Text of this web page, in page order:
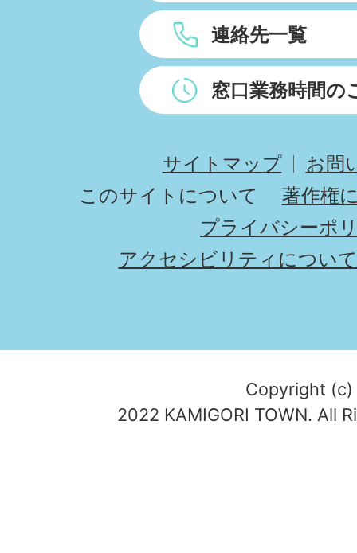
連絡先一覧
窓口業務時間の
サイトマップ
お問
このサイトについて
著作権
プライバシーポ
アクセシビリティについて
Copyright (c)
2022 KAMIGORI TOWN. All